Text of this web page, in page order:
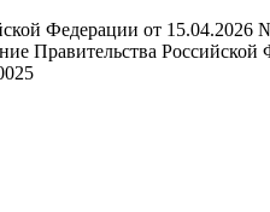
Федерации от 15.04.2026
Правительства